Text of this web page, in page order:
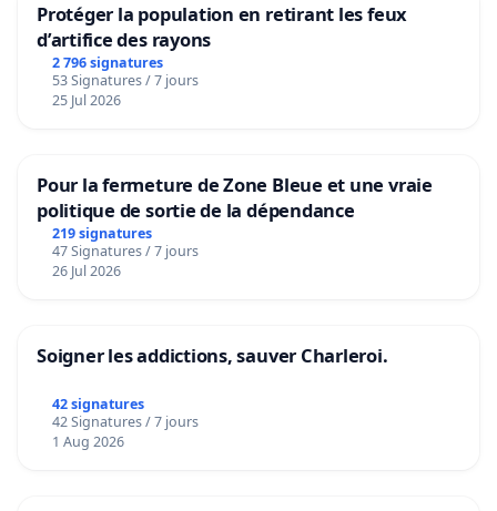
Protéger la population en retirant les feux
d’artifice des rayons
2 796 signatures
53 Signatures / 7 jours
25 Jul 2026
Pour la fermeture de Zone Bleue et une vraie
politique de sortie de la dépendance
219 signatures
47 Signatures / 7 jours
26 Jul 2026
Soigner les addictions, sauver Charleroi.
42 signatures
42 Signatures / 7 jours
1 Aug 2026